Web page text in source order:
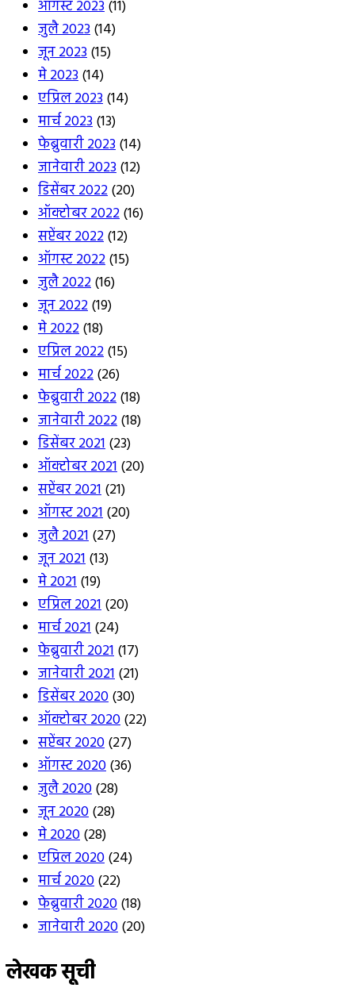
ऑगस्ट 2023(11)
जुलै 2023(14)
जून 2023(15)
मे 2023(14)
एप्रिल 2023(14)
मार्च 2023(13)
फेब्रुवारी 2023(14)
जानेवारी 2023(12)
डिसेंबर 2022(20)
ऑक्टोबर 2022(16)
सप्टेंबर 2022(12)
ऑगस्ट 2022(15)
जुलै 2022(16)
जून 2022(19)
मे 2022(18)
एप्रिल 2022(15)
मार्च 2022(26)
फेब्रुवारी 2022(18)
जानेवारी 2022(18)
डिसेंबर 2021(23)
ऑक्टोबर 2021(20)
सप्टेंबर 2021(21)
ऑगस्ट 2021(20)
जुलै 2021(27)
जून 2021(13)
मे 2021(19)
एप्रिल 2021(20)
मार्च 2021(24)
फेब्रुवारी 2021(17)
जानेवारी 2021(21)
डिसेंबर 2020(30)
ऑक्टोबर 2020(22)
सप्टेंबर 2020(27)
ऑगस्ट 2020(36)
जुलै 2020(28)
जून 2020(28)
मे 2020(28)
एप्रिल 2020(24)
मार्च 2020(22)
फेब्रुवारी 2020(18)
जानेवारी 2020(20)
लेखक सूची